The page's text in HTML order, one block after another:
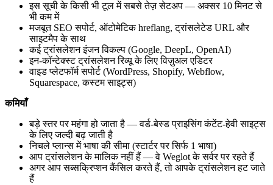
इस सूची के किसी भी टूल में सबसे तेज़ सेटअप — अक्सर 10 मिनट से
भी कम में
मजबूत SEO सपोर्ट, ऑटोमेटिक hreflang, ट्रांसलेटेड URL और
साइटमैप के साथ
कई ट्रांसलेशन इंजन विकल्प (Google, DeepL, OpenAI)
इन-कॉन्टेक्स्ट ट्रांसलेशन रिव्यू के लिए विज़ुअल एडिटर
वाइड प्लेटफॉर्म सपोर्ट (WordPress, Shopify, Webflow,
Squarespace, कस्टम साइट्स)
कमियाँ
बड़े स्तर पर महंगा हो जाता है — वर्ड-बेस्ड प्राइसिंग कंटेंट-हेवी साइट्स
के लिए जल्दी बढ़ जाती है
निचले प्लान्स में भाषा की सीमा (स्टार्टर पर सिर्फ 1 भाषा)
आप ट्रांसलेशन के मालिक नहीं हैं — वे Weglot के सर्वर पर रहते हैं
अगर आप सब्सक्रिप्शन कैंसिल करते हैं, तो आपके ट्रांसलेशन हट जाते
हैं